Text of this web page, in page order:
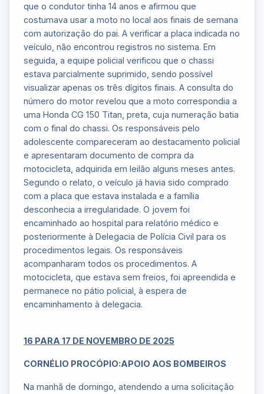
que o condutor tinha 14 anos e afirmou que
costumava usar a moto no local aos finais de semana
com autorização do pai. A verificar a placa indicada no
veículo, não encontrou registros no sistema. Em
seguida, a equipe policial verificou que o chassi
estava parcialmente suprimido, sendo possível
visualizar apenas os três dígitos finais. A consulta do
número do motor revelou que a moto correspondia a
uma Honda CG 150 Titan, preta, cuja numeração batia
com o final do chassi. Os responsáveis pelo
adolescente compareceram ao destacamento policial
e apresentaram documento de compra da
motocicleta, adquirida em leilão alguns meses antes.
Segundo o relato, o veículo já havia sido comprado
com a placa que estava instalada e a família
desconhecia a irregularidade. O jovem foi
encaminhado ao hospital para relatório médico e
posteriormente à Delegacia de Polícia Civil para os
procedimentos legais. Os responsáveis
acompanharam todos os procedimentos. A
motocicleta, que estava sem freios, foi apreendida e
permanece no pátio policial, à espera de
encaminhamento à delegacia.
16 PARA 17 DE NOVEMBRO DE 2025
CORNÉLIO PROCÓPIO:APOIO AOS BOMBEIROS
Na manhã de domingo, atendendo a uma solicitação